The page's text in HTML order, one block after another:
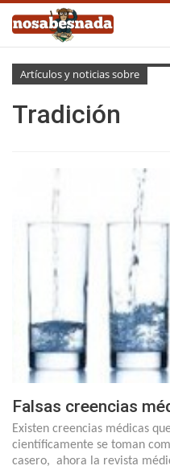
Artículos y noticias sobre
Tradición
Falsas creencias
Existen creencias médicas
científicamente se toman
casero, ahora la revista